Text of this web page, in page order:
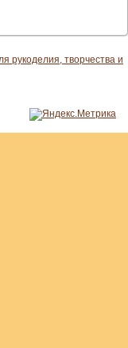
рукоделия, творчества и